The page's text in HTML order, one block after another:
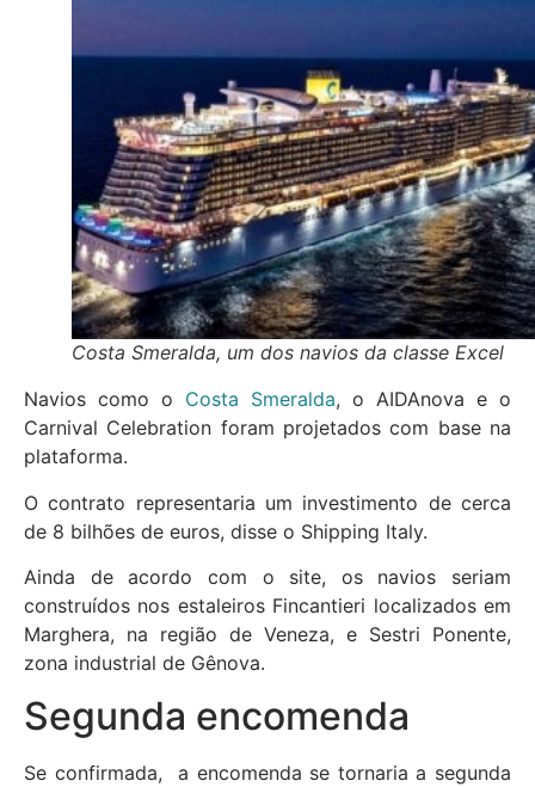
Costa Smeralda, um dos navios da classe Excel
Navios como o Costa Smeralda, o AIDAnova e o
Carnival Celebration foram projetados com base na
plataforma.
O contrato representaria um investimento de cerca
de 8 bilhões de euros, disse o Shipping Italy.
Ainda de acordo com o site, os navios seriam
construídos nos estaleiros Fincantieri localizados em
Marghera, na região de Veneza, e Sestri Ponente,
zona industrial de Gênova.
Segunda encomenda
Se confirmada, a encomenda se tornaria a segunda